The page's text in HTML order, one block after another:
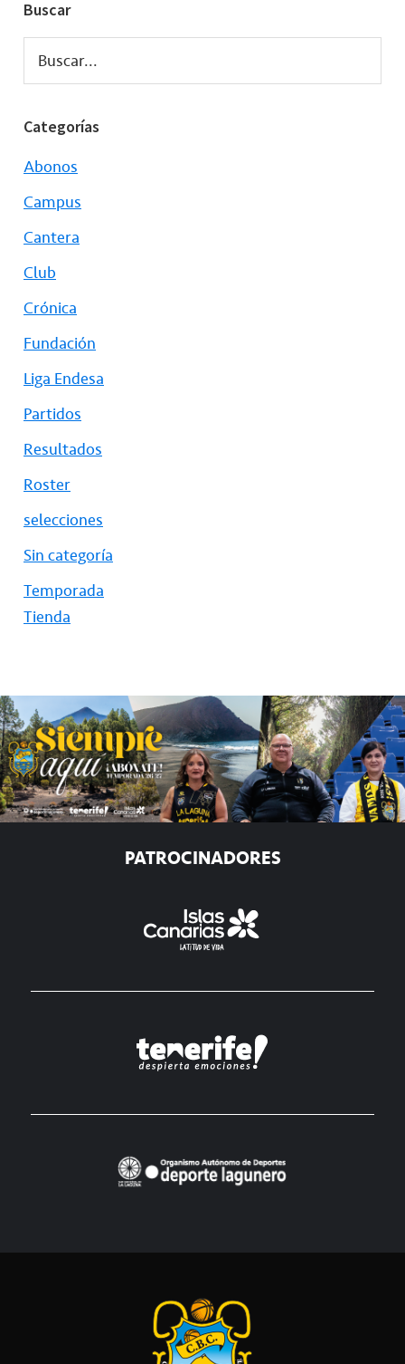
Buscar
Buscar...
Categorías
Abonos
Campus
Cantera
Club
Crónica
Fundación
Liga Endesa
Partidos
Resultados
Roster
selecciones
Sin categoría
Temporada
Tienda
PATROCINADORES